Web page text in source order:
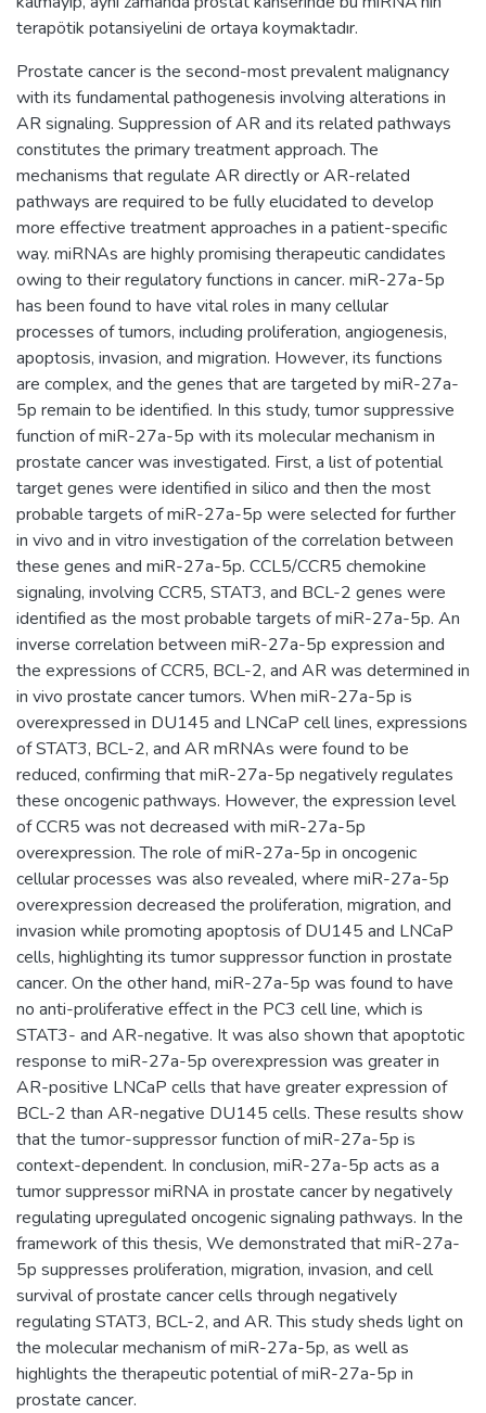
terapötik potansiyelini de ortaya koymaktadır.
Prostate cancer is the second-most prevalent malignancy
with its fundamental pathogenesis involving alterations in
AR signaling. Suppression of AR and its related pathways
constitutes the primary treatment approach. The
mechanisms that regulate AR directly or AR-related
pathways are required to be fully elucidated to develop
more effective treatment approaches in a patient-specific
way. miRNAs are highly promising therapeutic candidates
owing to their regulatory functions in cancer. miR-27a-5p
has been found to have vital roles in many cellular
processes of tumors, including proliferation, angiogenesis,
apoptosis, invasion, and migration. However, its functions
are complex, and the genes that are targeted by miR-27a-
5p remain to be identified. In this study, tumor suppressive
function of miR-27a-5p with its molecular mechanism in
prostate cancer was investigated. First, a list of potential
target genes were identified in silico and then the most
probable targets of miR-27a-5p were selected for further
in vivo and in vitro investigation of the correlation between
these genes and miR-27a-5p. CCL5/CCR5 chemokine
signaling, involving CCR5, STAT3, and BCL-2 genes were
identified as the most probable targets of miR-27a-5p. An
inverse correlation between miR-27a-5p expression and
the expressions of CCR5, BCL-2, and AR was determined in
in vivo prostate cancer tumors. When miR-27a-5p is
overexpressed in DU145 and LNCaP cell lines, expressions
of STAT3, BCL-2, and AR mRNAs were found to be
reduced, confirming that miR-27a-5p negatively regulates
these oncogenic pathways. However, the expression level
of CCR5 was not decreased with miR-27a-5p
overexpression. The role of miR-27a-5p in oncogenic
cellular processes was also revealed, where miR-27a-5p
overexpression decreased the proliferation, migration, and
invasion while promoting apoptosis of DU145 and LNCaP
cells, highlighting its tumor suppressor function in prostate
cancer. On the other hand, miR-27a-5p was found to have
no anti-proliferative effect in the PC3 cell line, which is
STAT3- and AR-negative. It was also shown that apoptotic
response to miR-27a-5p overexpression was greater in
AR-positive LNCaP cells that have greater expression of
BCL-2 than AR-negative DU145 cells. These results show
that the tumor-suppressor function of miR-27a-5p is
context-dependent. In conclusion, miR-27a-5p acts as a
tumor suppressor miRNA in prostate cancer by negatively
regulating upregulated oncogenic signaling pathways. In the
framework of this thesis, We demonstrated that miR-27a-
5p suppresses proliferation, migration, invasion, and cell
survival of prostate cancer cells through negatively
regulating STAT3, BCL-2, and AR. This study sheds light on
the molecular mechanism of miR-27a-5p, as well as
highlights the therapeutic potential of miR-27a-5p in
prostate cancer.